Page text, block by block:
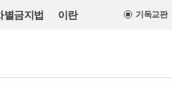
별금지법 이란 기독교판